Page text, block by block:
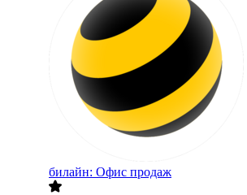
билайн: Офис продаж